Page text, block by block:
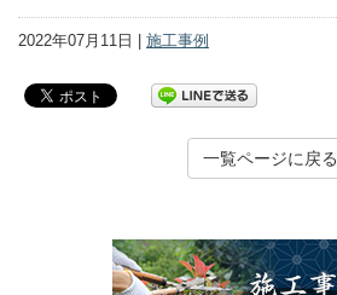
2022年07月11日 | 施工事例
一覧ページに戻る